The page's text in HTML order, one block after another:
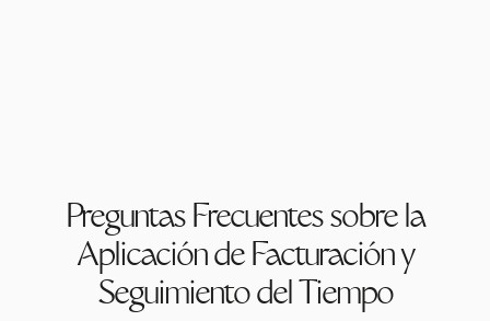
Preguntas Frecuentes sobre la
Aplicación de Facturación y
Seguimiento del Tiempo